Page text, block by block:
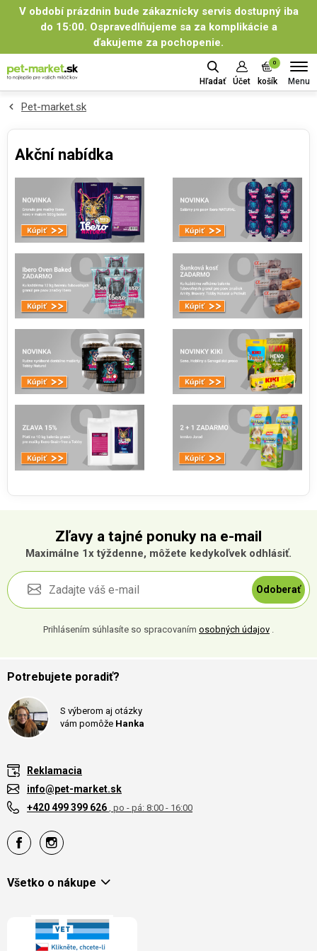
V období prázdnin bude zákaznícky servis dostupný iba
do 15:00. Ospravedlňujeme sa za komplikácie a
ďakujeme za pochopenie.
Hľadať Účet
0
košík Menu
Pet-market.sk
Akční nabídka
Zľavy a tajné ponuky na e-mail
Maximálne 1x týždenne, môžete kedykoľvek odhlásiť.
Odoberať
Prihlásením súhlasíte so spracovaním osobných údajov
Potrebujete poradiť?
S výberom aj otázky
vám pomôže Hanka
Reklamacia
info@pet-market.sk
+420 499 399 626 , po - pá: 8:00 - 16:00
Všetko o nákupe